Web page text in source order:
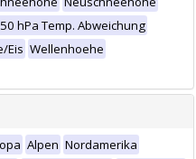
hPa Temp. Abweichung
Eis Wellenhoehe
Alpen Nordamerika